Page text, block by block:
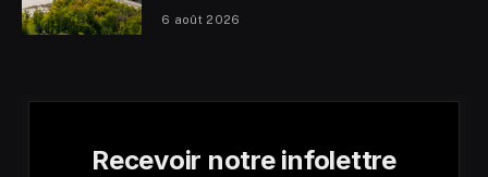
6 août 2026
Recevoir notre infolettre